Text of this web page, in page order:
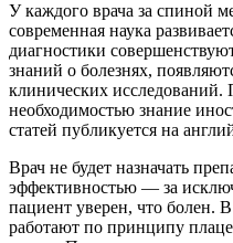
У каждого врача за спиной
современная наука
диагностики
знаний о болезнях,
клинических исследований.
необходимостью знание
статей публикуется на
Врач не будет назначать
эффективностью — за
пациент уверен, что болен.
работают по принципу